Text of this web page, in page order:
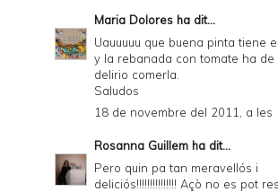
Maria Dolores ha dit...
Uauuuuu que buena pinta tiene
y la rebanada con tomate ha de
delirio comerla.
Saludos
18 de novembre del 2011, a les
Rosanna Guillem ha dit...
Pero quin pa tan meravellós i
deliciós!!!!!!!!!!!!!!! Açò no es pot